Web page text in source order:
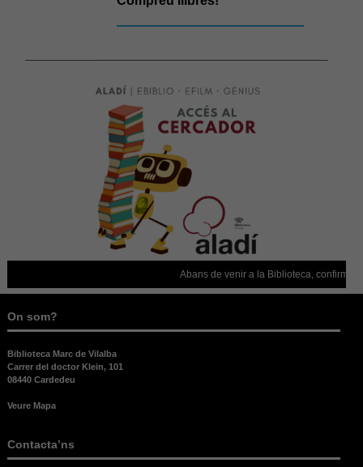
Abans de venir a la Biblioteca, confirmeu
On som?
Biblioteca Marc de Vilalba
Carrer del doctor Klein, 101
08440 Cardedeu
Veure Mapa
Contacta’ns
Necessàries
Aquestes
cookies no
per al bon
funcionament
web.
Per a millorar
necessitem
web funcioni